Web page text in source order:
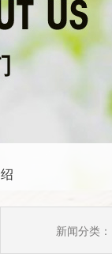
新闻分类：